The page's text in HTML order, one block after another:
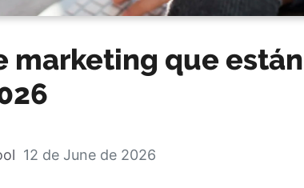
marketing que
12 de June de 2026